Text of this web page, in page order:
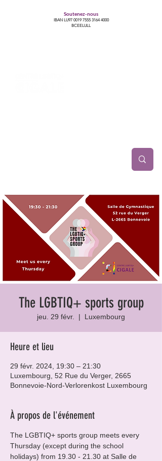
Soutenez-nous
IBAN LU97 0019 7555 3164 4000
BCEELULL
The LGBTIQ+ sports group
jeu. 29 févr.
  |
Luxembourg
Heure et lieu
29 févr. 2024, 19:30 – 21:30
Luxembourg, 52 Rue du Verger, 2665
Bonnevoie-Nord-Verlorenkost Luxembourg
À propos de l'événement
The LGBTIQ+ sports group meets every
Thursday (except during the school
holidays) from 19.30 - 21.30 at Salle de